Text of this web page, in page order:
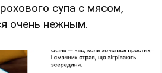
супа с мясом,
очень нежным.